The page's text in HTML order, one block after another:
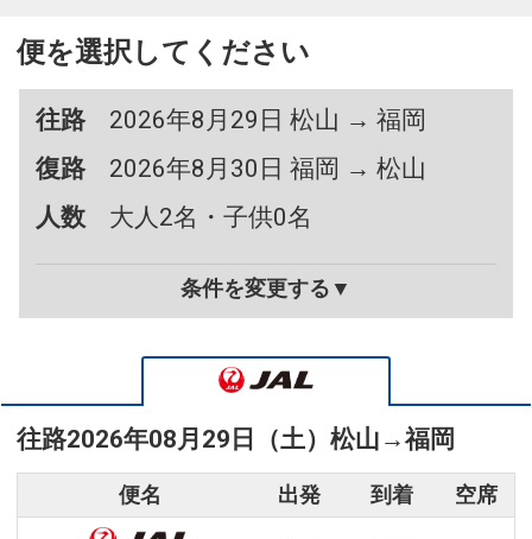
便を選択してください
往路
2026年8月29日 松山 → 福岡
復路
2026年8月30日 福岡 → 松山
人数
大人2名・子供0名
条件を変更する▼
往路2026年08月29日（土） 松山 →福岡
便名 出発 到着 空席